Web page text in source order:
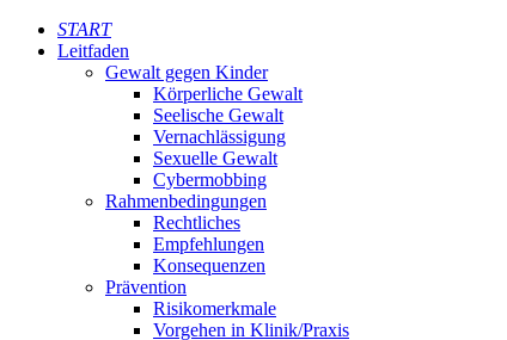
START
Leitfaden
Gewalt gegen Kinder
Körperliche Gewalt
Seelische Gewalt
Vernachlässigung
Sexuelle Gewalt
Cybermobbing
Rahmenbedingungen
Rechtliches
Empfehlungen
Konsequenzen
Prävention
Risikomerkmale
Vorgehen in Klinik/Praxis